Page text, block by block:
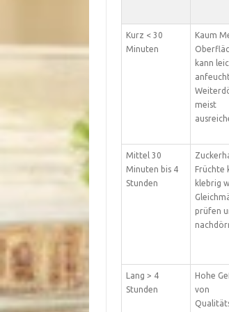
Kurz < 30
Minuten
Kaum
kann
meist
Mittel 30
Minuten bis 4
Stunden
Früchte
klebrig
prüfen
Lang > 4
Stunden
Hohe
von